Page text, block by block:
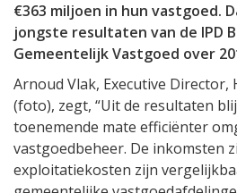
€363 miljoen in hun vastgoed.
jongste resultaten van de IPD
Gemeentelijk Vastgoed over
Arnoud Vlak, Executive Director,
(foto), zegt, “Uit de resultaten
toenemende mate efficiënter
vastgoedbeheer. De inkomsten
exploitatiekosten zijn